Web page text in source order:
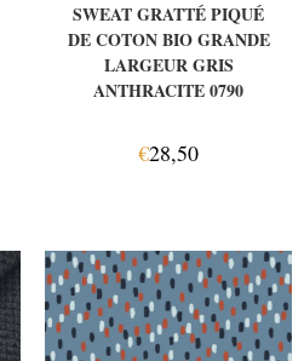
SWEAT GRATTÉ PIQUÉ
DE COTON BIO GRANDE
LARGEUR GRIS
ANTHRACITE 0790
€28,50